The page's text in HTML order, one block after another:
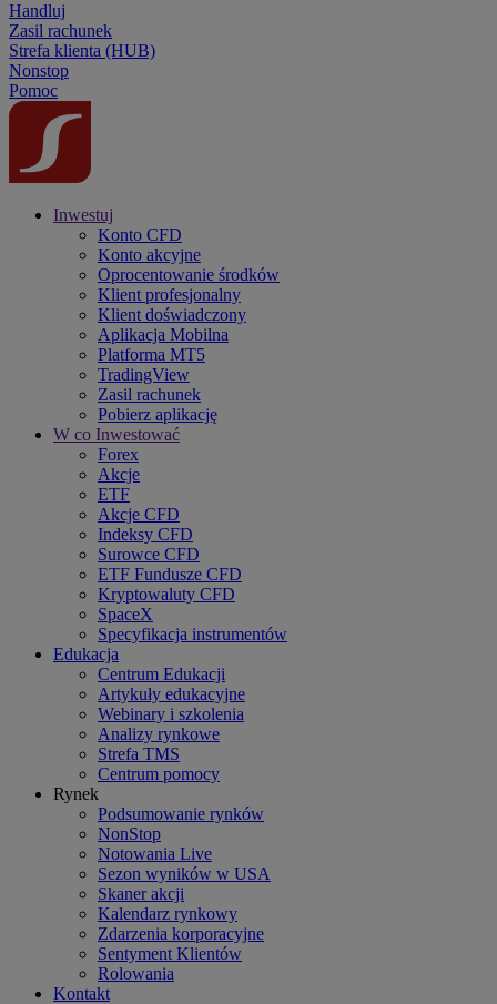
Handluj
Zasil rachunek
Strefa klienta (HUB)
Nonstop
Pomoc
Inwestuj
Konto CFD
Konto akcyjne
Oprocentowanie środków
Klient profesjonalny
Klient doświadczony
Aplikacja Mobilna
Platforma MT5
TradingView
Zasil rachunek
Pobierz aplikację
W co Inwestować
Forex
Akcje
ETF
Akcje CFD
Indeksy CFD
Surowce CFD
ETF Fundusze CFD
Kryptowaluty CFD
SpaceX
Specyfikacja instrumentów
Edukacja
Centrum Edukacji
Artykuły edukacyjne
Webinary i szkolenia
Analizy rynkowe
Strefa TMS
Centrum pomocy
Rynek
Podsumowanie rynków
NonStop
Notowania Live
Sezon wyników w USA
Skaner akcji
Kalendarz rynkowy
Zdarzenia korporacyjne
Sentyment Klientów
Rolowania
Kontakt